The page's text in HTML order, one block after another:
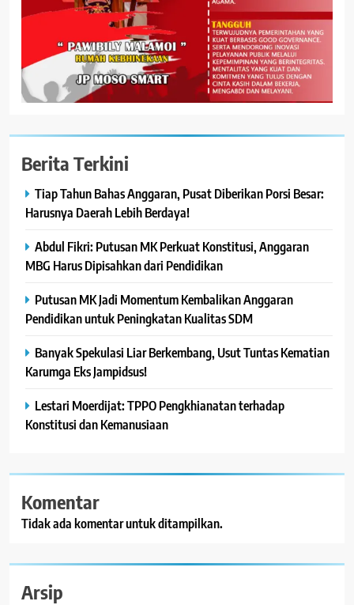
Berita Terkini
Tiap Tahun Bahas Anggaran, Pusat Diberikan Porsi Besar:
Harusnya Daerah Lebih Berdaya!
Abdul Fikri: Putusan MK Perkuat Konstitusi, Anggaran
MBG Harus Dipisahkan dari Pendidikan
Putusan MK Jadi Momentum Kembalikan Anggaran
Pendidikan untuk Peningkatan Kualitas SDM
Banyak Spekulasi Liar Berkembang, Usut Tuntas Kematian
Karumga Eks Jampidsus!
Lestari Moerdijat: TPPO Pengkhianatan terhadap
Konstitusi dan Kemanusiaan
Komentar
Tidak ada komentar untuk ditampilkan.
Arsip